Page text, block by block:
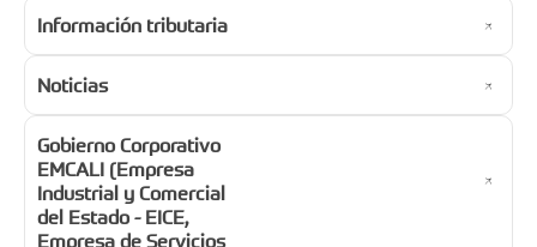
Información tributaria
Noticias
Gobierno Corporativo
EMCALI (Empresa
Industrial y Comercial
del Estado - EICE,
Empresa de Servicios